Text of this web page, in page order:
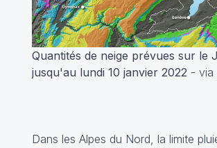
Quantités de neige prévues sur le
jusqu'au lundi 10 janvier 2022 - via
Dans les Alpes du Nord, la limite